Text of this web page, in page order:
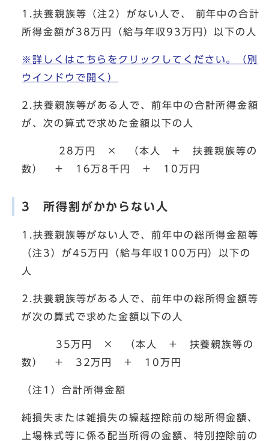
1.扶養親族等（注2）がない人で、 前年中の合計
所得金額が38万円（給与年収93万円）以下の人
※詳しくはこちらをクリックしてください。
（別
ウインドウで開く）
2.扶養親族等がある人で、前年中の合計所得金額
が、次の算式で求めた金額以下の人
28万円 × （本人 ＋ 扶養親族等の
数） ＋ 16万8千円 ＋ 10万円
3 所得割がかからない人
1.扶養親族等がない人で、前年中の総所得金額等
（注3）が45万円（給与年収100万円）以下の
人
2.扶養親族等がある人で、前年中の総所得金額等
が次の算式で求めた金額以下の人
35万円 × （本人 ＋ 扶養親族等の
数） ＋ 32万円 ＋ 10万円
（注1）合計所得金額
純損失または雑損失の繰越控除前の総所得金額、
上場株式等に係る配当所得の金額、特別控除前の